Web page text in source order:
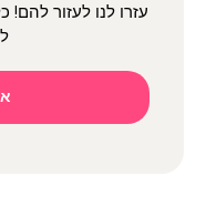
עזרו לנו לעזור